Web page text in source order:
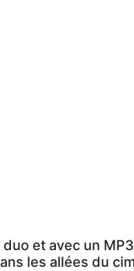
et avec un
les allées du